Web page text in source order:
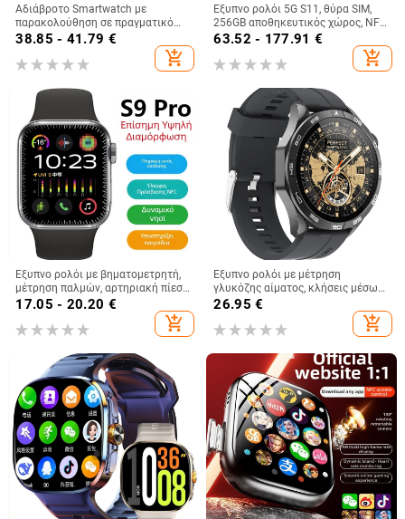
Αδιάβροτο Smartwatch με
παρακολούθηση σε πραγματικό
χρόνο: καρδιακός ρυθμός,
αρτηριακή πίεση, οξυγόνο στο
αίμα και ύπνος
38.85 - 41.79 €
add_shopping_cart
Έξυπνο ρολόι 5G S11, θύρα SIM,
256GB αποθηκευτικός χώρος, NFC,
παρακολούθηση καρδιακού
63.52 - 177.91 €
add_shopping_cart
Έξυπνο ρολόι με βηματομετρητή,
μέτρηση παλμών, αρτηριακή πίεση,
γλυκόζη αίματος και NFC
17.05 - 20.20 €
add_shopping_cart
Έξυπνο ρολόι με μέτρηση
γλυκόζης αίματος, κλήσεις μέσω
Bluetooth, οθόνη AMOLED,
παρακολούθηση καρδιακού
ρυθμού, μέτρηση οξυγόνου στο
26.95 €
add_shopping_cart